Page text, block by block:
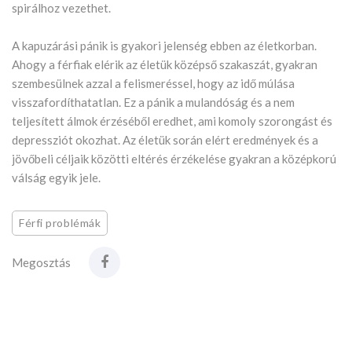
spirálhoz vezethet.
A kapuzárási pánik is gyakori jelenség ebben az életkorban.
Ahogy a férfiak elérik az életük középső szakaszát, gyakran
szembesülnek azzal a felismeréssel, hogy az idő múlása
visszafordíthatatlan. Ez a pánik a mulandóság és a nem
teljesített álmok érzéséből eredhet, ami komoly szorongást és
depressziót okozhat. Az életük során elért eredmények és a
jövőbeli céljaik közötti eltérés érzékelése gyakran a középkorú
válság egyik jele.
Férfi problémák
Megosztás